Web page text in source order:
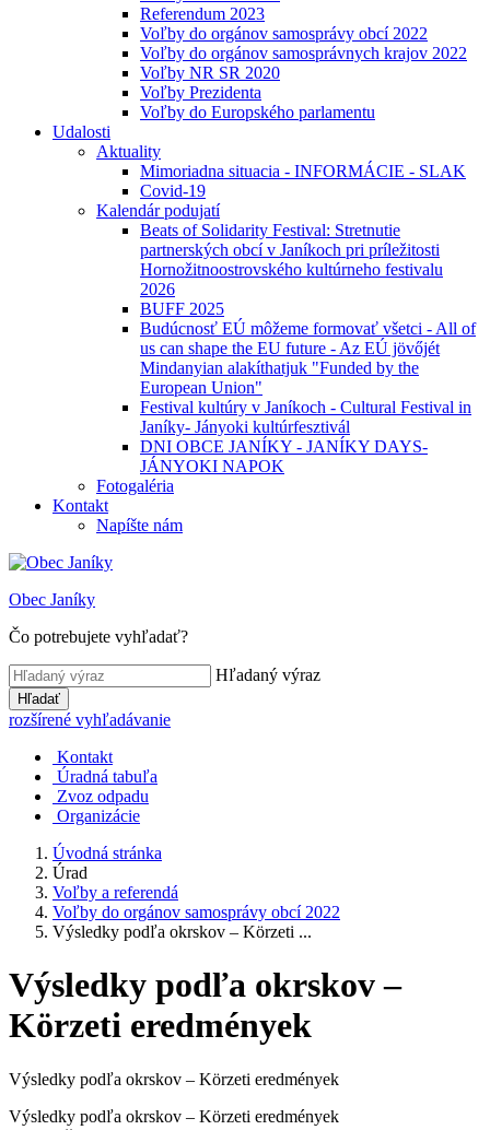
Referendum 2023
Voľby do orgánov samosprávy obcí 2022
Voľby do orgánov samosprávnych krajov 2022
Voľby NR SR 2020
Voľby Prezidenta
Voľby do Europského parlamentu
Udalosti
Aktuality
Mimoriadna situacia - INFORMÁCIE - SLAK
Covid-19
Kalendár podujatí
Beats of Solidarity Festival: Stretnutie
partnerských obcí v Janíkoch pri príležitosti
Hornožitnoostrovského kultúrneho festivalu
2026
BUFF 2025
Budúcnosť EÚ môžeme formovať všetci - All of
us can shape the EU future - Az EÚ jövőjét
Mindanyian alakíthatjuk "Funded by the
European Union"
Festival kultúry v Janíkoch - Cultural Festival in
Janíky- Jányoki kultúrfesztivál
DNI OBCE JANÍKY - JANÍKY DAYS-
JÁNYOKI NAPOK
Fotogaléria
Kontakt
Napíšte nám
Obec Janíky
Čo potrebujete vyhľadať?
Hľadaný výraz
Hľadať
rozšírené vyhľadávanie
Kontakt
Úradná tabuľa
Zvoz odpadu
Organizácie
Úvodná stránka
Úrad
Voľby a referendá
Voľby do orgánov samosprávy obcí 2022
Výsledky podľa okrskov – Körzeti ...
Výsledky podľa okrskov –
Körzeti eredmények
Výsledky podľa okrskov – Körzeti eredmények
Výsledky podľa okrskov – Körzeti eredmények